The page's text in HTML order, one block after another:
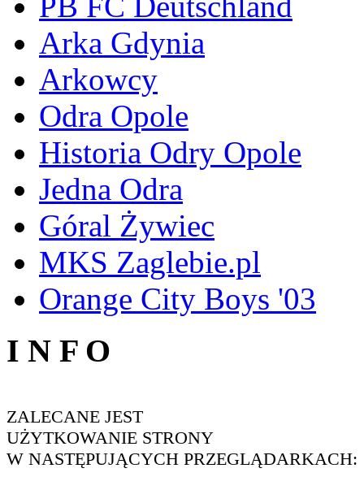
Arka Gdynia
Arkowcy
Odra Opole
Historia Odry Opole
Jedna Odra
Góral Żywiec
MKS Zaglebie.pl
Orange City Boys '03
I N F O
ZALECANE JEST
UŻYTKOWANIE STRONY
W NASTĘPUJĄCYCH PRZEGLĄDARKACH: